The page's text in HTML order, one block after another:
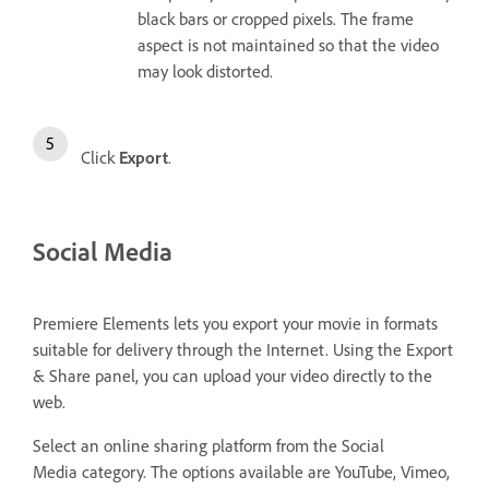
black bars or cropped pixels. The frame
aspect is not maintained so that the video
may look distorted.
Click Export.
Social Media
Premiere Elements lets you export your movie in formats
suitable for delivery through the Internet. Using the Export
& Share panel, you can upload your video directly to the
web.
Select an online sharing platform from the Social
Media category. The options available are YouTube, Vimeo,